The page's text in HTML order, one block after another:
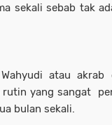
sekali sebab tak
atau
yang sangat
bulan sekali.